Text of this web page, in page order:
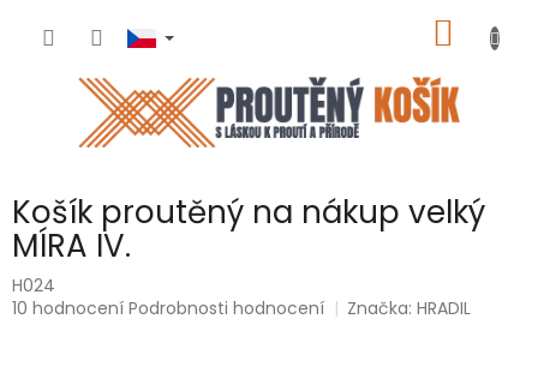
KOŠÍK
Košík proutěný na nákup velký
MÍRA IV.
H024
Průměrné
10 hodnocení Podrobnosti hodnocení Značka:HRADIL